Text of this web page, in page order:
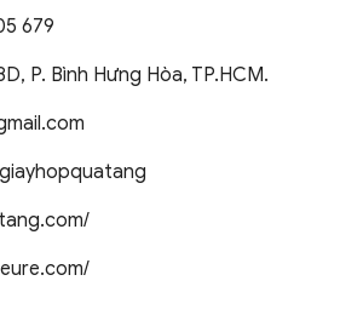
679
P. Bình Hưng Hòa, TP.HCM.